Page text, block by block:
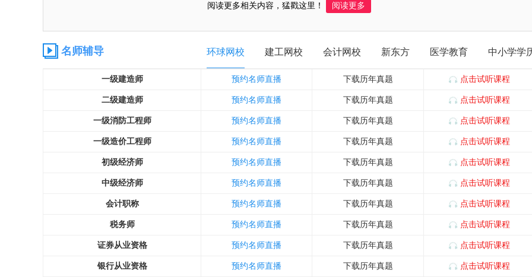
阅读更多相关内容，猛戳这里！ 阅读更多
名师辅导 环球网校 建工网校 会计网校 新东方 医学教育 中小学学
一级建造师 预约名师直播 下载历年真题 点击试听课程
二级建造师 预约名师直播 下载历年真题 点击试听课程
一级消防工程师 预约名师直播 下载历年真题 点击试听课程
一级造价工程师 预约名师直播 下载历年真题 点击试听课程
初级经济师 预约名师直播 下载历年真题 点击试听课程
中级经济师 预约名师直播 下载历年真题 点击试听课程
会计职称 预约名师直播 下载历年真题 点击试听课程
税务师 预约名师直播 下载历年真题 点击试听课程
证券从业资格 预约名师直播 下载历年真题 点击试听课程
银行从业资格 预约名师直播 下载历年真题 点击试听课程